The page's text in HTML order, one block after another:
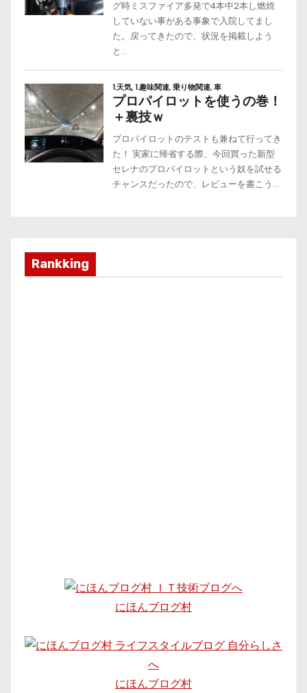
Rankking
にほんブログ村
にほんブログ村